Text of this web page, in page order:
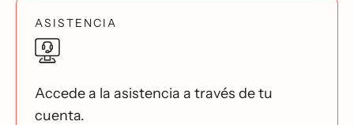
ASISTENCIA
Accede a la asistencia a través de tu
cuenta.